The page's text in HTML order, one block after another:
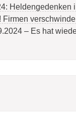
Heldengedenken
Firmen
– Es hat